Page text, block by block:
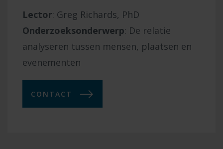
Lector: Greg Richards, PhD
Onderzoeksonderwerp: De relatie
analyseren tussen mensen, plaatsen en
evenementen
CONTACT